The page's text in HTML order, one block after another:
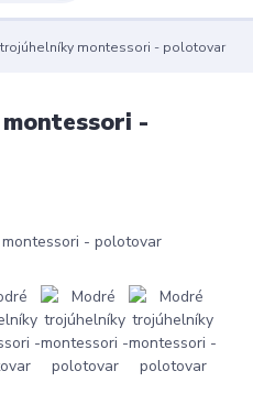
montessori - polotovar
-